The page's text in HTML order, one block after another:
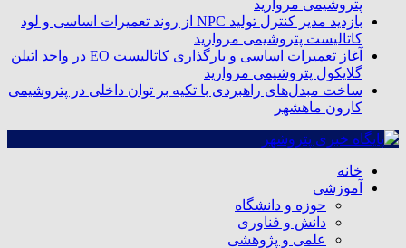
پتروشیمی مروارید
بازدید مدیر کنترل تولید NPC از روند تعمیرات اساسی و لود
کاتالیست پتروشیمی مروارید
آغاز تعمیرات اساسی و بارگذاری کاتالیست EO در واحد اتیلن
گلایکول پتروشیمی مروارید
ساخت مبدل‌های راهبردی با تکیه بر توان داخلی در پتروشیمی
کارون ماهشهر
خانه
آموزشی
حوزه و دانشگاه
دانش و فناوری
علمی و پژوهشی